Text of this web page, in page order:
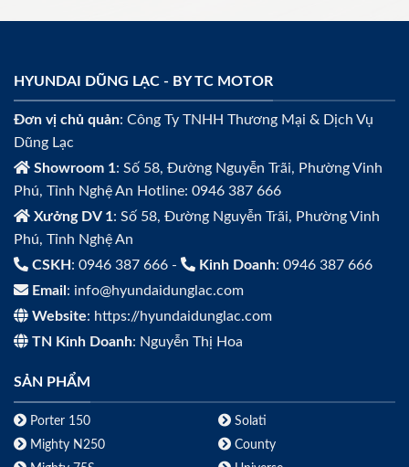
HYUNDAI DŨNG LẠC - BY TC MOTOR
Đơn vị chủ quản: Công Ty TNHH Thương Mại & Dịch Vụ
Dũng Lạc
Showroom 1: Số 58, Đường Nguyễn Trãi, Phường Vinh
Phú, Tỉnh Nghệ An Hotline: 0946 387 666
Xưởng DV 1: Số 58, Đường Nguyễn Trãi, Phường Vinh
Phú, Tỉnh Nghệ An
CSKH : 0946 387 666 - Kinh Doanh: 0946 387 666
Email : info@hyundaidunglac.com
Website: https://hyundaidunglac.com
TN Kinh Doanh: Nguyễn Thị Hoa
SẢN PHẨM
Porter 150
Mighty N250
Solati
County